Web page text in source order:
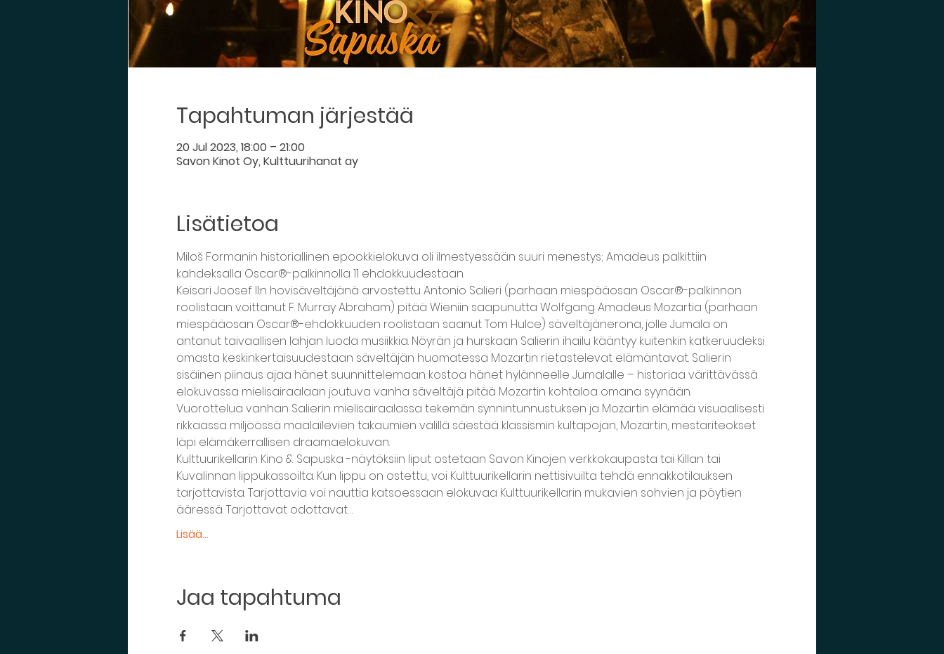
Tapahtuman järjestää
20 Jul 2023, 18:00 – 21:00
Savon Kinot Oy, Kulttuurihanat ay
Lisätietoa
Miloš Formanin historiallinen epookkielokuva oli ilmestyessään suuri menestys; Amadeus palkittiin
kahdeksalla Oscar®-palkinnolla 11 ehdokkuudestaan.
Keisari Joosef II:n hovisäveltäjänä arvostettu Antonio Salieri (parhaan miespääosan Oscar®-palkinnon
roolistaan voittanut F. Murray Abraham) pitää Wieniin saapunutta Wolfgang Amadeus Mozartia (parhaan
miespääosan Oscar®-ehdokkuuden roolistaan saanut Tom Hulce) säveltäjänerona, jolle Jumala on
antanut taivaallisen lahjan luoda musiikkia. Nöyrän ja hurskaan Salierin ihailu kääntyy kuitenkin katkeruudeksi
omasta keskinkertaisuudestaan säveltäjän huomatessa Mozartin rietastelevat elämäntavat. Salierin
sisäinen piinaus ajaa hänet suunnittelemaan kostoa hänet hylänneelle Jumalalle – historiaa värittävässä
elokuvassa mielisairaalaan joutuva vanha säveltäjä pitää Mozartin kohtaloa omana syynään.
Vuorottelua vanhan Salierin mielisairaalassa tekemän synnintunnustuksen ja Mozartin elämää visuaalisesti
rikkaassa miljöössä maalailevien takaumien välillä säestää klassismin kultapojan, Mozartin, mestariteokset
läpi elämäkerrallisen draamaelokuvan.
Kulttuurikellarin Kino & Sapuska -näytöksiin liput ostetaan Savon Kinojen verkkokaupasta tai Killan tai
Kuvalinnan lippukassoilta. Kun lippu on ostettu, voi Kulttuurikellarin nettisivuilta tehdä ennakkotilauksen
tarjottavista. Tarjottavia voi nauttia katsoessaan elokuvaa Kulttuurikellarin mukavien sohvien ja pöytien
ääressä. Tarjottavat odottavat…
Lisää...
Jaa tapahtuma